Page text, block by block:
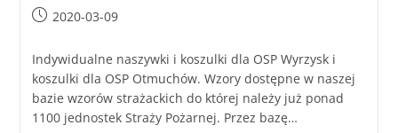
2020-03-09
Indywidualne naszywki i koszulki dla OSP Wyrzysk i
koszulki dla OSP Otmuchów. Wzory dostępne w naszej
bazie wzorów strażackich do której należy już ponad
1100 jednostek Straży Pożarnej. Przez bazę…